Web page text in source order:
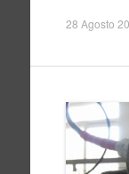
28 Agosto